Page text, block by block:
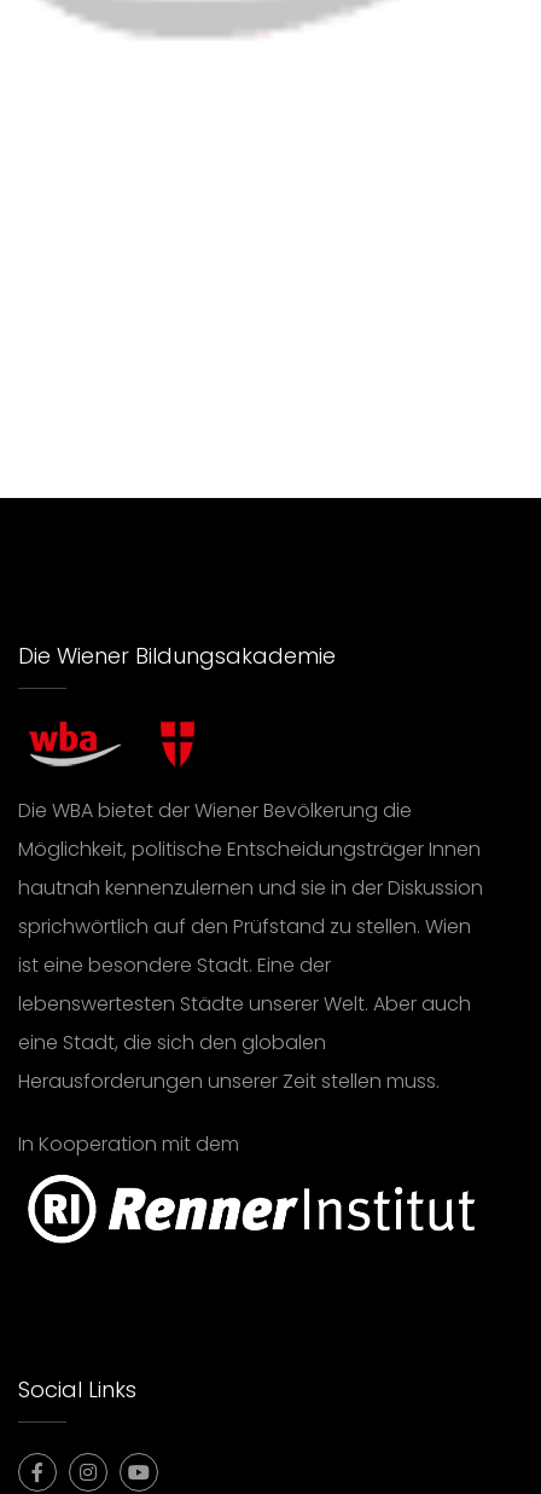
Die Wiener Bildungsakademie
Die WBA bietet der Wiener Bevölkerung die
Möglichkeit, politische Entscheidungsträger Innen
hautnah kennenzulernen und sie in der Diskussion
sprichwörtlich auf den Prüfstand zu stellen. Wien
ist eine besondere Stadt. Eine der
lebenswertesten Städte unserer Welt. Aber auch
eine Stadt, die sich den globalen
Herausforderungen unserer Zeit stellen muss.
In Kooperation mit dem
Social Links